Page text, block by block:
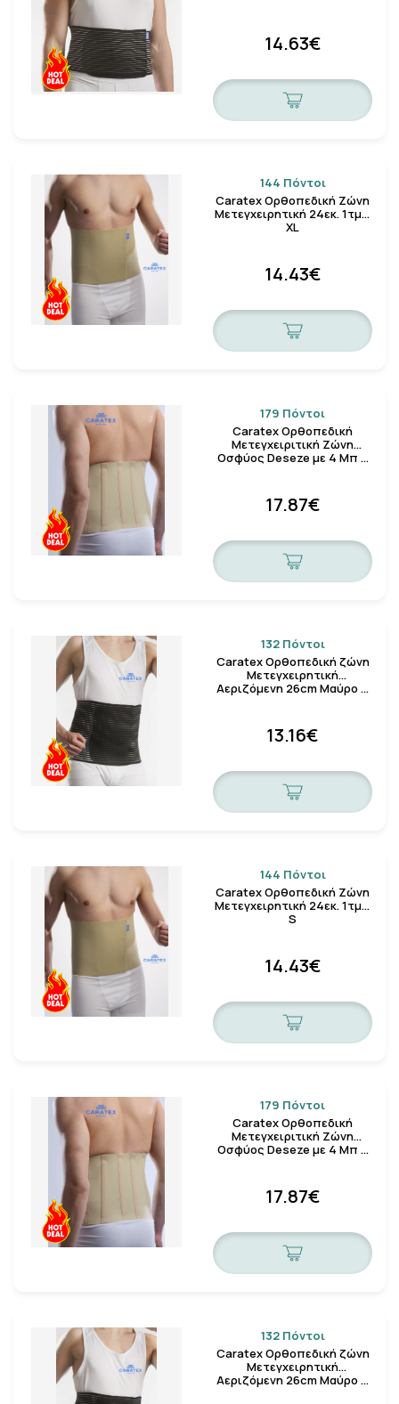
14.63€
144 Πόντοι
Caratex Ορθοπεδική Ζώνη
Μετεγχειρητική 24εκ. 1τμχ.
XL
14.43€
179 Πόντοι
Caratex Ορθοπεδική
Μετεγχειριτική Ζώνη
Οσφύος Deseze με 4 Μπ …
17.87€
132 Πόντοι
Caratex Ορθοπεδική ζώνη
Μετεγχειρητική
Αεριζόμενη 26cm Μαύρο …
13.16€
144 Πόντοι
Caratex Ορθοπεδική Ζώνη
Μετεγχειρητική 24εκ. 1τμχ.
S
14.43€
179 Πόντοι
Caratex Ορθοπεδική
Μετεγχειριτική Ζώνη
Οσφύος Deseze με 4 Μπ …
17.87€
132 Πόντοι
Caratex Ορθοπεδική ζώνη
Μετεγχειρητική
Αεριζόμενη 26cm Μαύρο …